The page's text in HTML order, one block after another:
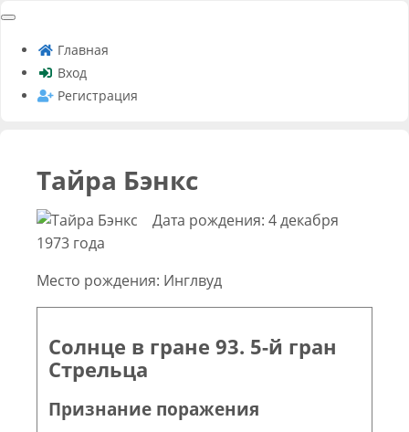
Главная
Вход
Регистрация
Тайра Бэнкс
Дата рождения: 4 декабря
1973 года
Место рождения: Инглвуд
Солнце в гране 93. 5-й гран
Стрельца
Признание поражения